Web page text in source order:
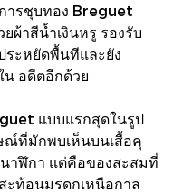
ารชุบทอง Breguet
ผ้าสีนํ้าเงินหรู รองรับ
ระหยัดพื้นทีและยัง
อดีตอีกด้วย
แบบแรกสุดในรูป
ณ์ที่มักพบเห็นบนเสื้อคุ
นาฬิกา แต่คือของสะสมที่
ะท้อนมรดกเหนือกาล